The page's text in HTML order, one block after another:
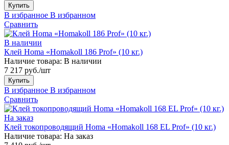
Купить
В избранное В избранном
Сравнить
В наличии
Клей Homa «Homakoll 186 Prof» (10 кг.)
Наличие товара: В наличии
7 217 руб./шт
Купить
В избранное В избранном
Сравнить
На заказ
Клей токопроводящий Homa «Homakoll 168 EL Prof» (10 кг.)
Наличие товара: На заказ